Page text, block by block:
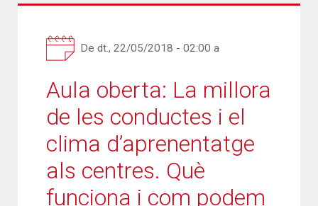
De dt., 22/05/2018 - 02:00 a
Aula oberta: La millora
de les conductes i el
clima d’aprenentatge
als centres. Què
funciona i com podem